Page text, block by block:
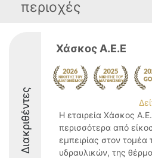
περιοχές
Διακριθέντες
Χάσκος Α.Ε.Ε
Η εταιρεία Χάσκος
περισσότερα από
εμπειρίας στον τομέα
υδραυλικών, της